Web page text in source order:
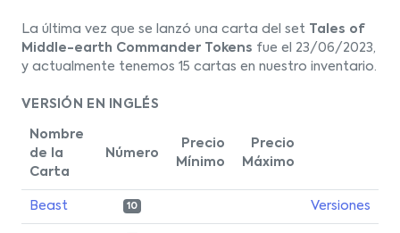
La última vez que se lanzó una carta del set
Tales of
Middle-earth Commander Tokens fue el 23/06/2023,
y actualmente tenemos 15 cartas en nuestro inventario.
VERSIÓN EN INGLÉS
Nombre
de la
Carta
Número
Precio
Mínimo
Precio
Máximo
Beast 10 Versiones